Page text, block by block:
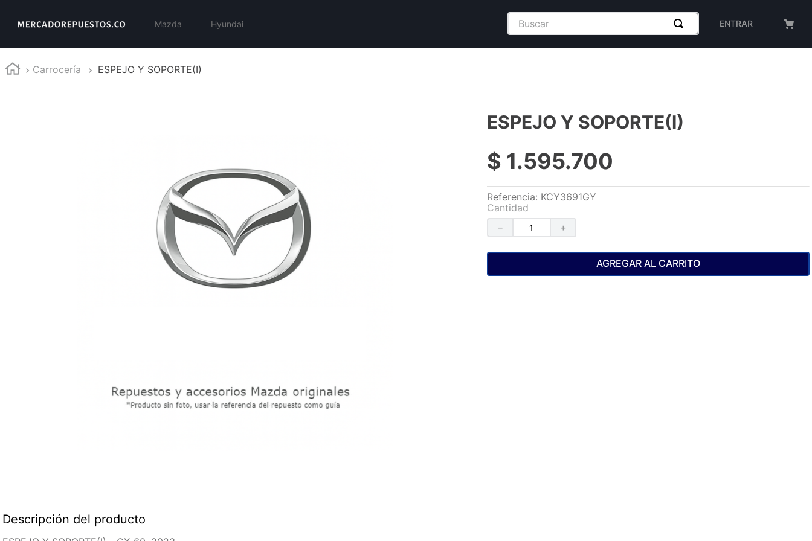
Mazda Hyundai
Buscar
ENTRAR
Carrocería ESPEJO Y SOPORTE(I)
ESPEJO Y SOPORTE(I)
$ 1.595.700
Referencia: KCY3691GY
Cantidad
＋
－
AGREGAR AL CARRITO
Descripción del producto